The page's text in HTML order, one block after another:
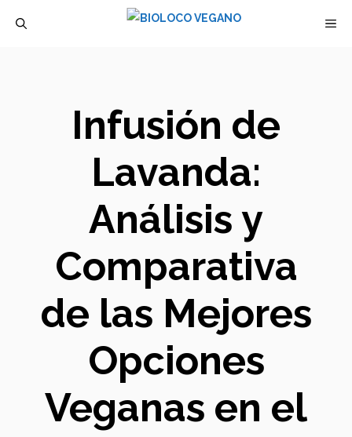
Infusión de
Lavanda:
Análisis y
Comparativa
de las Mejores
Opciones
Veganas en el